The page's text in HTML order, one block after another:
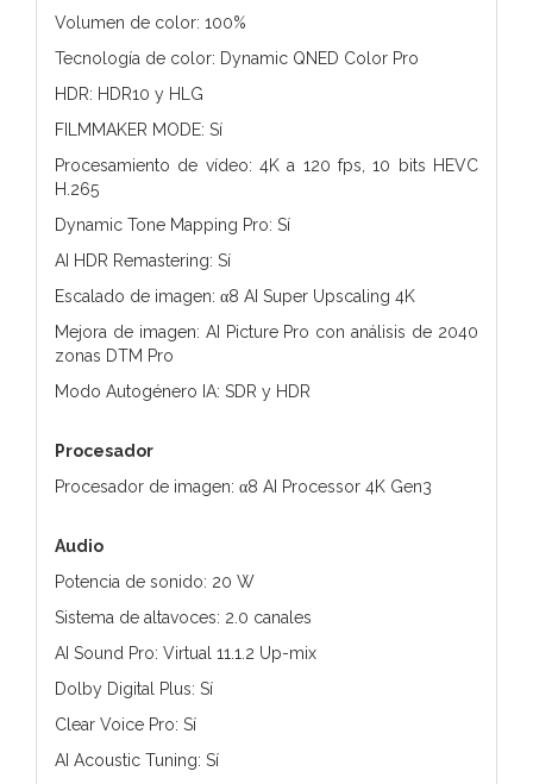
Volumen de color: 100%
Tecnología de color: Dynamic QNED Color Pro
HDR: HDR10 y HLG
FILMMAKER MODE: Sí
Procesamiento de vídeo: 4K a 120 fps, 10 bits HEVC
H.265
Dynamic Tone Mapping Pro: Sí
AI HDR Remastering: Sí
Escalado de imagen: α8 AI Super Upscaling 4K
Mejora de imagen: AI Picture Pro con análisis de 2040
zonas DTM Pro
Modo Autogénero IA: SDR y HDR
Procesador
Procesador de imagen: α8 AI Processor 4K Gen3
Audio
Potencia de sonido: 20 W
Sistema de altavoces: 2.0 canales
AI Sound Pro: Virtual 11.1.2 Up-mix
Dolby Digital Plus: Sí
Clear Voice Pro: Sí
AI Acoustic Tuning: Sí